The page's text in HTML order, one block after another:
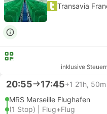
Transavia
inklusive
20:55 17:45+1 21h, 50m
MRS Marseille Flughafen
(1 Stop) | Flug+Flug